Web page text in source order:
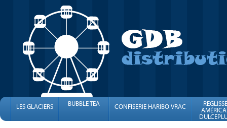
LES GLACIERS BUBBLE TEA CONFISERIE HARIBO VRAC
FINI